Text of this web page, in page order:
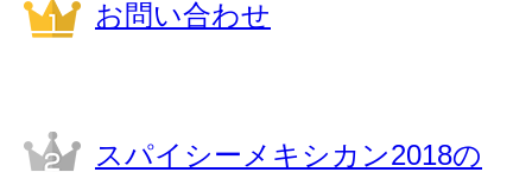
お問い合わせ
スパイシーメキシカン2018の